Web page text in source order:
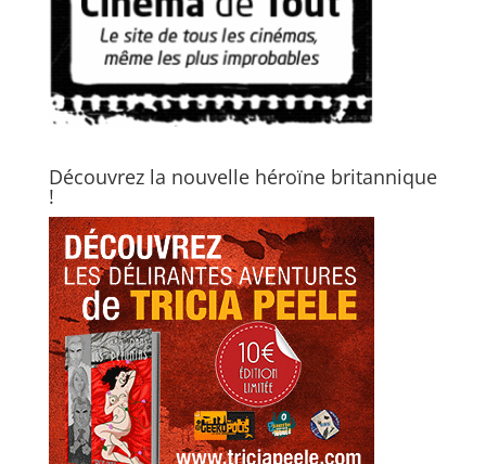
Découvrez la nouvelle héroïne britannique
!